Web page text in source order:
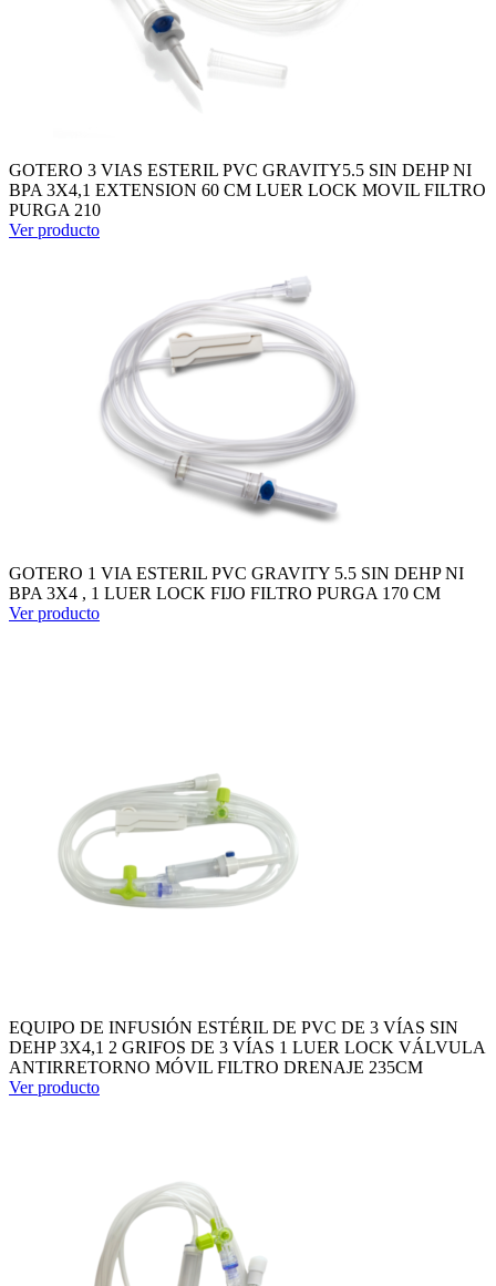
GOTERO 3 VIAS ESTERIL PVC GRAVITY5.5 SIN DEHP NI
BPA 3X4,1 EXTENSION 60 CM LUER LOCK MOVIL FILTRO
PURGA 210
Ver producto
GOTERO 1 VIA ESTERIL PVC GRAVITY 5.5 SIN DEHP NI
BPA 3X4 , 1 LUER LOCK FIJO FILTRO PURGA 170 CM
Ver producto
EQUIPO DE INFUSIÓN ESTÉRIL DE PVC DE 3 VÍAS SIN
DEHP 3X4,1 2 GRIFOS DE 3 VÍAS 1 LUER LOCK VÁLVULA
ANTIRRETORNO MÓVIL FILTRO DRENAJE 235CM
Ver producto